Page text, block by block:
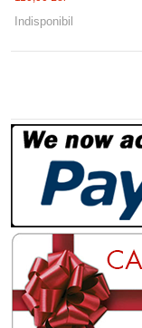
Indisponibil